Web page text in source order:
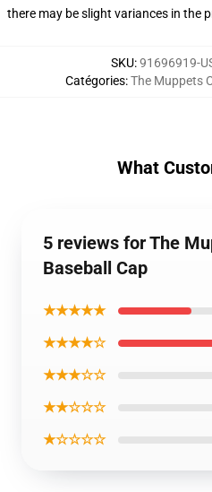
there may be slight variances in the
SKU:91696919-
Catégories:The Muppets
What
5 reviews for The
Baseball Cap
★★★★★
★★★★☆
★★★☆☆
★★☆☆☆
★☆☆☆☆